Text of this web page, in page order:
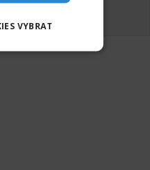
VYBRAT